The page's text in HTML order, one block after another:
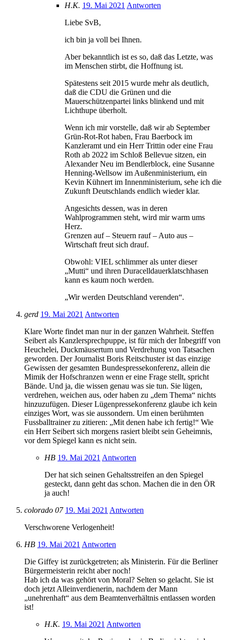
H.K. 19. Mai 2021 Antworten
Liebe SvB,
ich bin ja voll bei Ihnen.
Aber bekanntlich ist es so, daß das Letzte, was
im Menschen stirbt, die Hoffnung ist.
Spätestens seit 2015 wurde mehr als deutlich,
daß die CDU die Grünen und die
Mauerschützenpartei links blinkend und mit
Lichthupe überholt.
Wenn ich mir vorstelle, daß wir ab September
Grün-Rot-Rot haben, Frau Baerbock im
Kanzleramt und ein Herr Trittin oder eine Frau
Roth ab 2022 im Schloß Bellevue sitzen, ein
Alexander Neu im Bendlerblock, eine Susanne
Henning-Wellsow im Außenministerium, ein
Kevin Kühnert im Innenministerium, sehe ich die
Zukunft Deutschlands endlich wieder klar.
Angesichts dessen, was in deren
Wahlprogrammen steht, wird mir warm ums
Herz.
Grenzen auf – Steuern rauf – Auto aus –
Wirtschaft freut sich drauf.
Obwohl: VIEL schlimmer als unter dieser
„Mutti“ und ihren Duracelldauerklatschhasen
kann es kaum noch werden.
„Wir werden Deutschland verenden“.
gerd 19. Mai 2021 Antworten
Klare Worte findet man nur in der ganzen Wahrheit. Steffen
Seibert als Kanzlersprechpuppe, ist für mich der Inbegriff von
Heuchelei, Duckmäusertum und Verdrehung von Tatsachen
geworden. Der Journalist Boris Reitschuster ist das einzige
Gewissen der gesamten Bundespressekonferenz, allein die
Mimik der Hofschranzen wenn er eine Frage stellt, spricht
Bände. Und ja, die wissen genau was sie tun. Sie lügen,
verdrehen, weichen aus, oder haben zu „dem Thema“ nichts
hinzuzufügen. Dieser Lügenpressekonferenz glaube ich kein
einziges Wort, was sie aussondern. Um einen berühmten
Fussballtrainer zu zitieren: „Mit denen habe ich fertig!“ Wie
ein Herr Seibert sich morgens rasiert bleibt sein Geheimnis,
vor dem Spiegel kann es nicht sein.
HB 19. Mai 2021 Antworten
Der hat sich seinen Gehaltsstreifen an den Spiegel
gesteckt, dann geht das schon. Machen die in den ÖR
ja auch!
colorado 07 19. Mai 2021 Antworten
Verschworene Verlogenheit!
HB 19. Mai 2021 Antworten
Die Giffey ist zurückgetreten; als Ministerin. Für die Berliner
Bürgermeisterin reicht aber noch!
Hab ich da was gehört von Moral? Selten so gelacht. Sie ist
doch jetzt Alleinverdienerin, nachdem der Mann
„unehrenhaft“ aus dem Beamtenverhältnis entlassen worden
ist!
H.K. 19. Mai 2021 Antworten